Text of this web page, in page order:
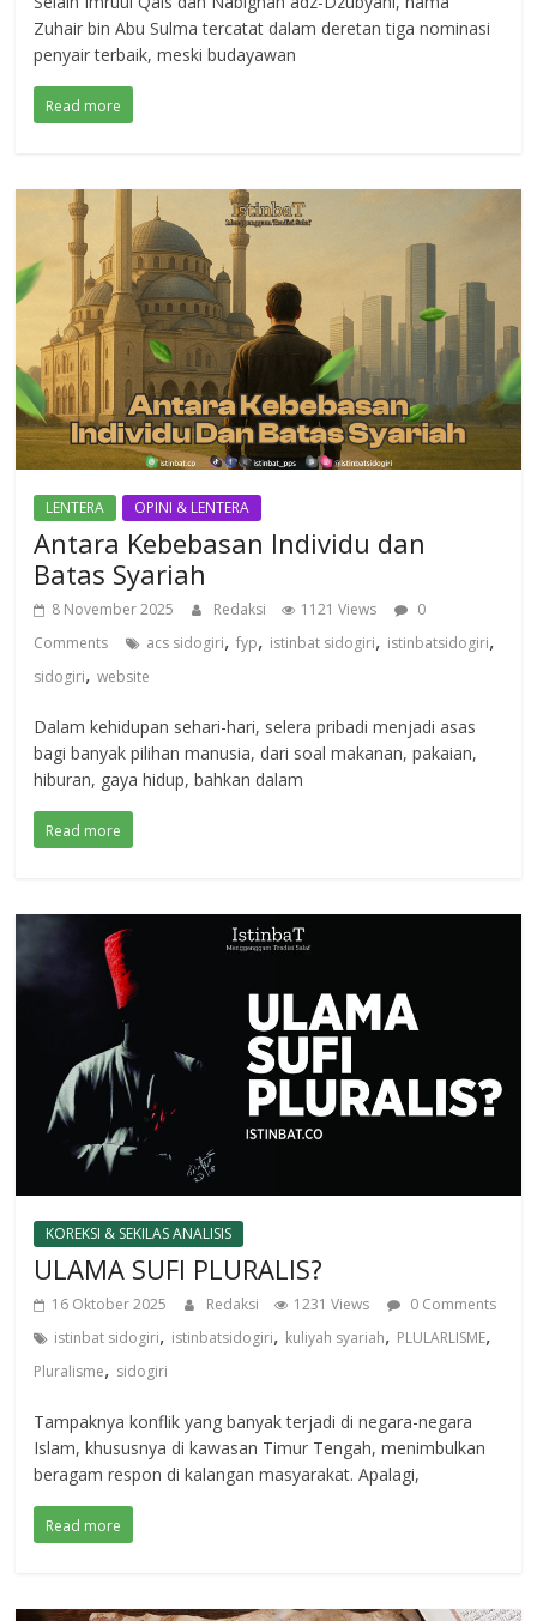
Zuhair bin Abu Sulma tercatat dalam deretan tiga nominasi
penyair terbaik, meski budayawan
Read more
LENTERA OPINI & LENTERA
Antara Kebebasan Individu dan
Batas Syariah
8 November 2025 Redaksi 1121 Views
0
Comments
acs sidogiri,fyp, istinbat sidogiri, istinbatsidogiri,
sidogiri,website
Dalam kehidupan sehari-hari, selera pribadi menjadi asas
bagi banyak pilihan manusia, dari soal makanan, pakaian,
hiburan, gaya hidup, bahkan dalam
Read more
KOREKSI & SEKILAS ANALISIS
ULAMA SUFI PLURALIS?
16 Oktober 2025 Redaksi 1231 Views
0 Comments
istinbat sidogiri, istinbatsidogiri, kuliyah syariah, PLULARLISME,
Pluralisme, sidogiri
Tampaknya konflik yang banyak terjadi di negara-negara
Islam, khususnya di kawasan Timur Tengah, menimbulkan
beragam respon di kalangan masyarakat. Apalagi,
Read more